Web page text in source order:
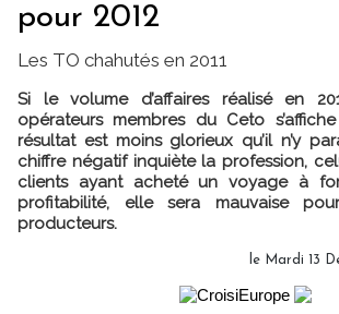
pour 2012
Les TO chahutés en 2011
Si le volume d’affaires réalisé en
opérateurs membres du Ceto
résultat est moins glorieux qu’il n’y
chiffre négatif inquiète la profession,
clients ayant acheté un voyage à
profitabilité, elle sera mauvaise
producteurs.
le Mardi 13